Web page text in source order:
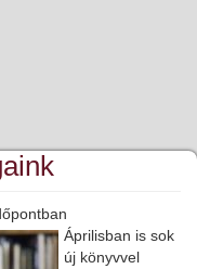
Áprilisban is sok
új könyvvel